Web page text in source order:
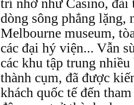
trí nhớ như Casino, đài
dòng sông phẳng lặng,
Melbourne museum,
các đại hý viện... Vẫn
các khu tập trung
thành cụm, đã được
khách quốc tế đến